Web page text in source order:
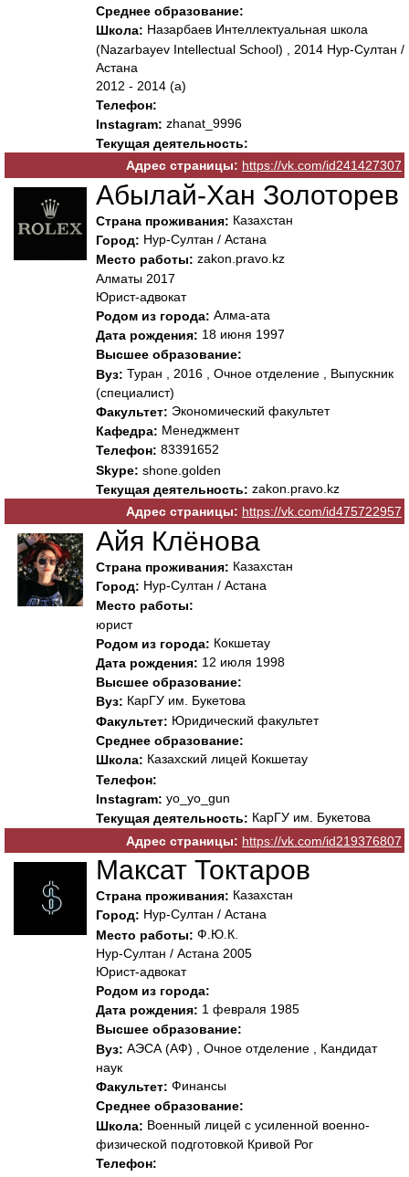
Среднее образование:
Школа: Назарбаев Интеллектуальная школа
(Nazarbayev Intellectual School) , 2014 Нур-Султан /
Астана
2012 - 2014 (а)
Телефон:
Instagram: zhanat_9996
Текущая деятельность:
Адрес страницы: https://vk.com/id241427307
Абылай-Хан Золоторев
Страна проживания: Казахстан
Город: Нур-Султан / Астана
Место работы: zakon.pravo.kz
Алматы 2017
Юрист-адвокат
Родом из города: Алма-ата
Дата рождения: 18 июня 1997
Высшее образование:
Вуз: Туран , 2016 , Очное отделение , Выпускник
(специалист)
Факультет: Экономический факультет
Кафедра: Менеджмент
Телефон: 83391652
Skype: shone.golden
Текущая деятельность: zakon.pravo.kz
Адрес страницы: https://vk.com/id475722957
Айя Клёнова
Страна проживания: Казахстан
Город: Нур-Султан / Астана
Место работы:
юрист
Родом из города: Кокшетау
Дата рождения: 12 июля 1998
Высшее образование:
Вуз: КарГУ им. Букетова
Факультет: Юридический факультет
Среднее образование:
Школа: Казахский лицей Кокшетау
Телефон:
Instagram: yo_yo_gun
Текущая деятельность: КарГУ им. Букетова
Адрес страницы: https://vk.com/id219376807
Максат Токтаров
Страна проживания: Казахстан
Город: Нур-Султан / Астана
Место работы: Ф.Ю.К.
Нур-Султан / Астана 2005
Юрист-адвокат
Родом из города:
Дата рождения: 1 февраля 1985
Высшее образование:
Вуз: АЭСА (АФ) , Очное отделение , Кандидат
наук
Факультет: Финансы
Среднее образование:
Школа: Военный лицей с усиленной военно-
физической подготовкой Кривой Рог
Телефон: